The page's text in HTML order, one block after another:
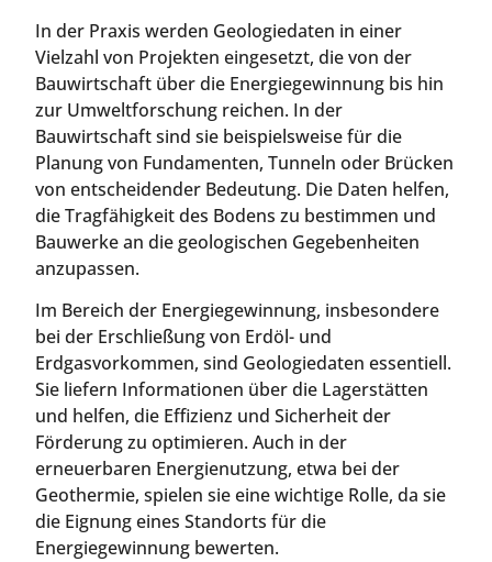
In der Praxis werden Geologiedaten in einer
Vielzahl von Projekten eingesetzt, die von der
Bauwirtschaft über die Energiegewinnung bis hin
zur Umweltforschung reichen. In der
Bauwirtschaft sind sie beispielsweise für die
Planung von Fundamenten, Tunneln oder Brücken
von entscheidender Bedeutung. Die Daten helfen,
die Tragfähigkeit des Bodens zu bestimmen und
Bauwerke an die geologischen Gegebenheiten
anzupassen.
Im Bereich der Energiegewinnung, insbesondere
bei der Erschließung von Erdöl- und
Erdgasvorkommen, sind Geologiedaten essentiell.
Sie liefern Informationen über die Lagerstätten
und helfen, die Effizienz und Sicherheit der
Förderung zu optimieren. Auch in der
erneuerbaren Energienutzung, etwa bei der
Geothermie, spielen sie eine wichtige Rolle, da sie
die Eignung eines Standorts für die
Energiegewinnung bewerten.